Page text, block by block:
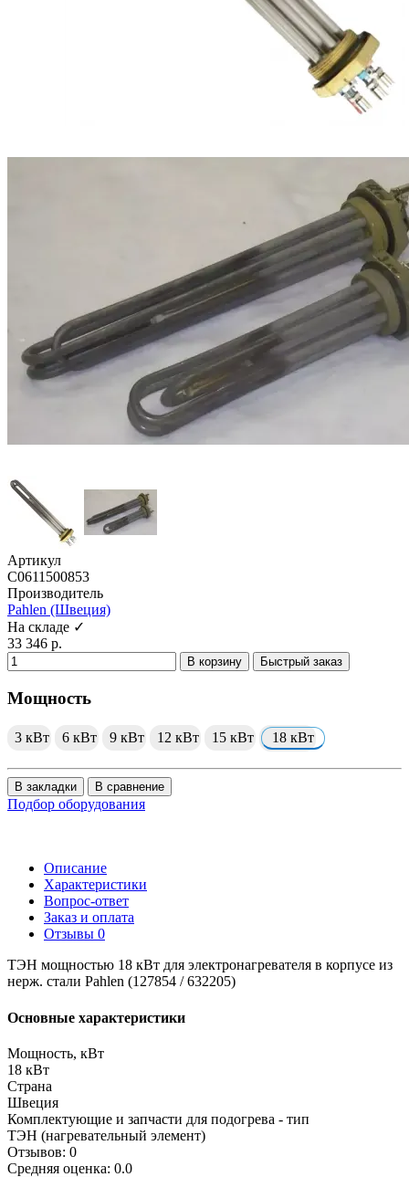
Артикул
C0611500853
Производитель
Pahlen (Швеция)
На складе ✓
33 346 р.
В корзину Быстрый заказ
Мощность
3 кВт 6 кВт 9 кВт 12 кВт 15 кВт 18 кВт
В закладки В сравнение
Подбор оборудования
Описание
Характеристики
Вопрос-ответ
Заказ и оплата
Отзывы 0
ТЭН мощностью 18 кВт для электронагревателя в корпусе из
нерж. стали Pahlen (127854 / 632205)
Основные характеристики
Мощность, кВт
18 кВт
Страна
Швеция
Комплектующие и запчасти для подогрева - тип
ТЭН (нагревательный элемент)
Отзывов: 0
Средняя оценка: 0.0